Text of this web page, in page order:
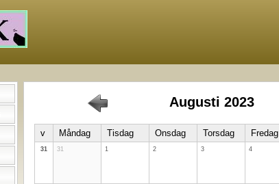
Augusti 2023
v Måndag Tisdag Onsdag Torsdag Fredag
31 31 1 2 3 4